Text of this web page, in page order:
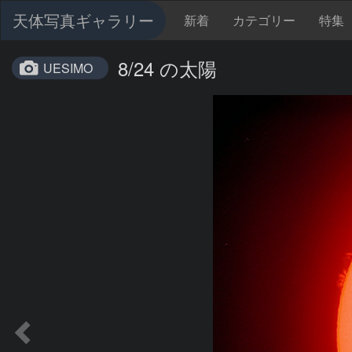
天体写真ギャラリー 新着 カテゴリー 特集
UESIMO 8/24 の太陽